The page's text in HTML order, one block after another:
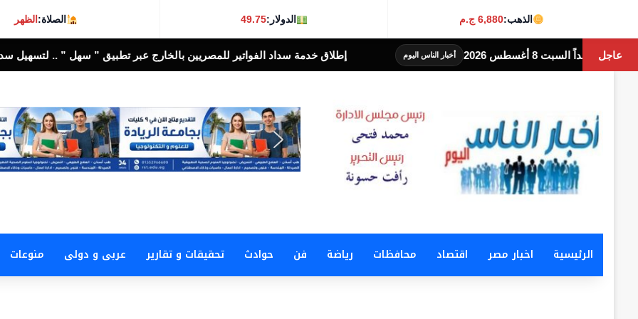
الذهب:6,880 ج.م الدولار:49.75 الصلاة:الظهر
عاجل أخبار الناس اليوم إطلاق خدمة سداد الفواتير للمصريين بالخارج عبر تطبيق ” سهل ” .. لتسهيل سداد الالتزامات المالية
الرئيسية اخبار مصر اقتصاد محافظات رياضة فن حوادث تحقيقات و تقارير عربى و دولى منوعات